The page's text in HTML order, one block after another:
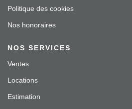
Politique des cookies
Nos honoraires
NOS SERVICES
Ventes
Locations
Estimation